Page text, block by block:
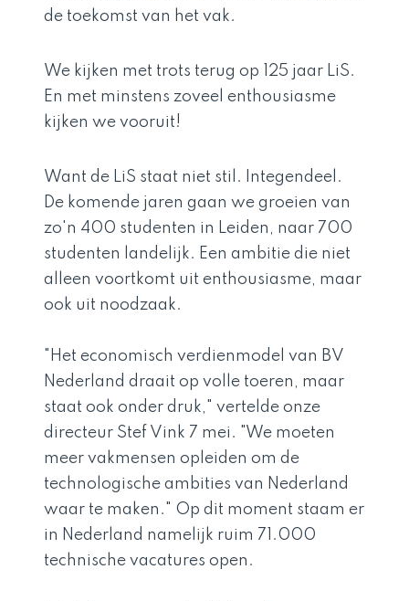
de toekomst van het vak.
We kijken met trots terug op 125 jaar LiS.
En met minstens zoveel enthousiasme
kijken we vooruit!
Want de LiS staat niet stil. Integendeel.
De komende jaren gaan we groeien van
zo'n 400 studenten in Leiden, naar 700
studenten landelijk. Een ambitie die niet
alleen voortkomt uit enthousiasme, maar
ook uit noodzaak.
"Het economisch verdienmodel van BV
Nederland draait op volle toeren, maar
staat ook onder druk," vertelde onze
directeur Stef Vink 7 mei. "We moeten
meer vakmensen opleiden om de
technologische ambities van Nederland
waar te maken." Op dit moment staam er
in Nederland namelijk ruim 71.000
technische vacatures open.